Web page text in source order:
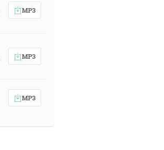
MP3
MP3
MP3